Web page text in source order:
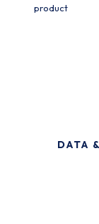
product
DATA